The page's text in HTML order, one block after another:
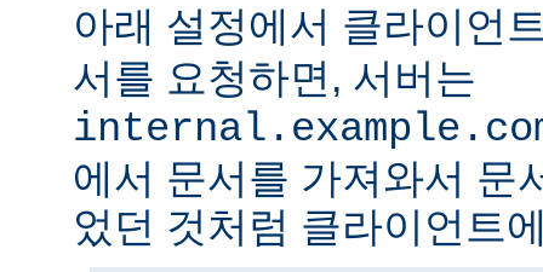
아래 설정에서 클라이언
서를 요청하면, 서버는
에서 문서를 가져와서 문
었던 것처럼 클라이언트